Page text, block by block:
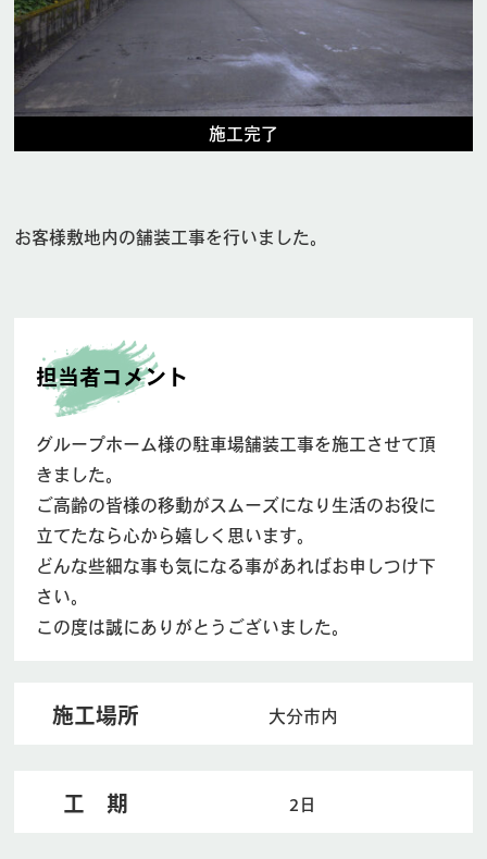
施工完了
お客様敷地内の舗装工事を行いました。
担当者コメント
グループホーム様の駐車場舗装工事を施工させて頂
きました。
ご高齢の皆様の移動がスムーズになり生活のお役に
立てたなら心から嬉しく思います。
どんな些細な事も気になる事があればお申しつけ下
さい。
この度は誠にありがとうございました。
施工場所 大分市内
工 期 2日